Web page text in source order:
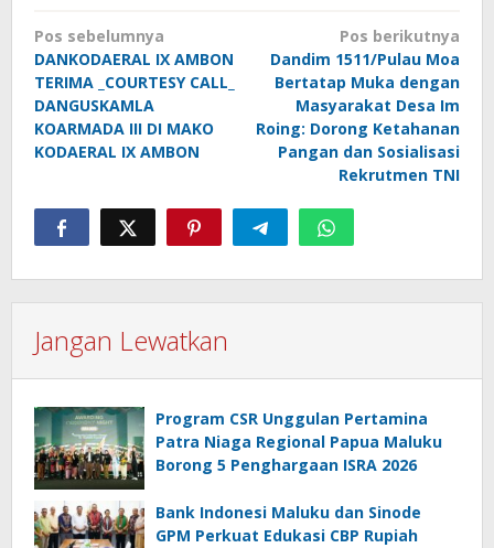
Navigasi
pos
Pos sebelumnya
DANKODAERAL IX AMBON
TERIMA _COURTESY CALL_
DANGUSKAMLA
KOARMADA III DI MAKO
KODAERAL IX AMBON
Pos berikutnya
Dandim 1511/Pulau Moa
Bertatap Muka dengan
Masyarakat Desa Im
Roing: Dorong Ketahanan
Pangan dan Sosialisasi
Rekrutmen TNI
Jangan Lewatkan
Program CSR Unggulan Pertamina
Patra Niaga Regional Papua Maluku
Borong 5 Penghargaan ISRA 2026
Bank Indonesi Maluku dan Sinode
GPM Perkuat Edukasi CBP Rupiah